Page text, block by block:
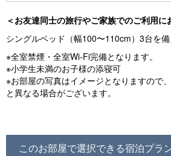
o
u
s
＜お友達同士の旅行やご家族でのご利用に
シングルベッド（幅100〜110cm）3台を備
※全室禁煙・全室Wi-Fi完備となります。
※小学生未満のお子様の添寝可
※お部屋の写真はイメージとなりますので
と異なる場合がございます。
このお部屋で選択できる宿泊プラ